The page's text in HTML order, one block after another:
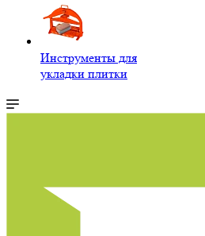
Инструменты для
укладки плитки